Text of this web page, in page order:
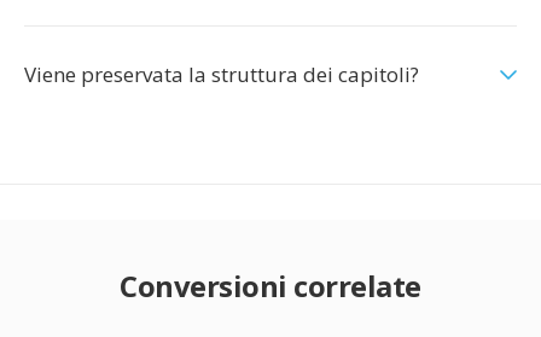
Viene preservata la struttura dei capitoli?
Conversioni correlate